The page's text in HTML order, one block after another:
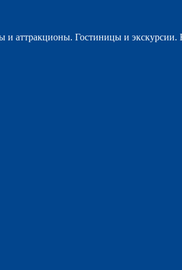
аттракционы. Гостиницы и экскурсии.